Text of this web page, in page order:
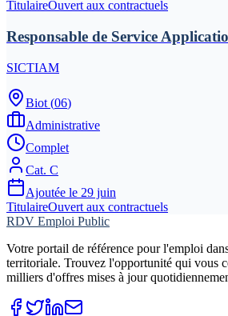
TitulaireOuvert aux contractuels
Responsable de Service
SICTIAM
Biot (06)
Administrative
Complet
Cat. C
Ajoutée le 29 juin
TitulaireOuvert aux contractuels
RDV Emploi Public
Votre portail de référence pour l'emploi
territoriale. Trouvez l'opportunité qui vous
milliers d'offres mises à jour